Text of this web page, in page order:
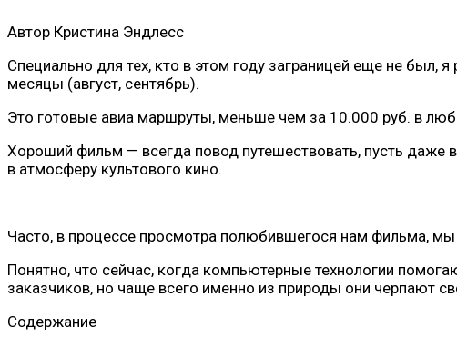
Автор Кристина Эндлесс
Специально для тех, кто в этом году заграницей еще не
месяцы (август, сентябрь).
Это готовые авиа маршруты, меньше чем за 10.000 руб. в
Хороший фильм — всегда повод путешествовать, пусть даже
в атмосферу культового кино.
Часто, в процессе просмотра полюбившегося нам фильма,
Понятно, что сейчас, когда компьютерные технологии
заказчиков, но чаще всего именно из природы они черпают
Содержание